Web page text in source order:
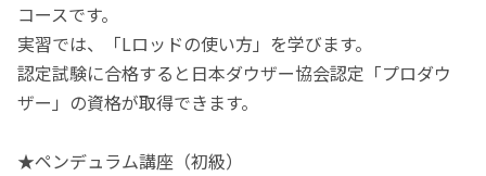
コースです。
実習では、「Lロッドの使い方」を学びます。
認定試験に合格すると日本ダウザー協会認定「プロダウ
ザー」の資格が取得できます。
★ペンデュラム講座（初級）